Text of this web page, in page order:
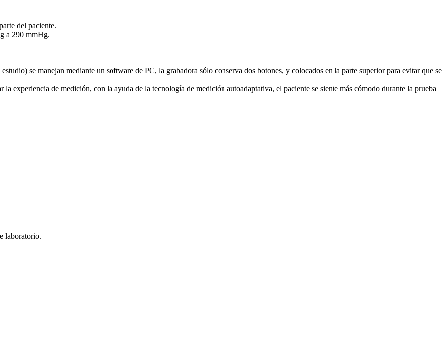
del paciente.
a 290 mmHg.
se manejan mediante un software de PC, la grabadora sólo conserva dos botones, y colocados en la parte superior para evitar que se
experiencia de medición, con la ayuda de la tecnología de medición autoadaptativa, el paciente se siente más cómodo durante la prueba
laboratorio.